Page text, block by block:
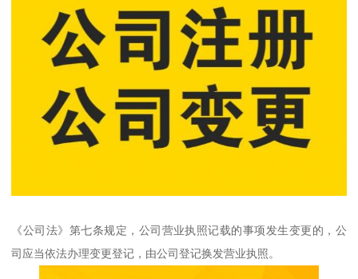
《公司法》第七条规定，公司营业执照记载的事项发生变更的，公
司应当依法办理变更登记，由公司登记换发营业执照。